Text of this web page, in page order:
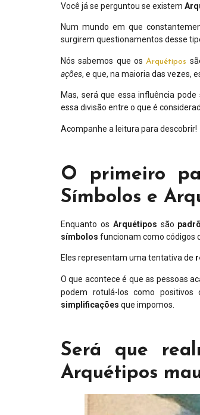
Você já se perguntou se existem
Num mundo em que
surgirem questionamentos desse
Nós sabemos que os Arquétipos
ações, e que, na maioria das vezes,
Mas, será que essa influência pode
essa divisão entre o que é
Acompanhe a leitura para descobrir!
O primeiro
Símbolos e
Enquanto os Arquétipos são
símbolos funcionam como códigos
Eles representam uma tentativa de
O que acontece é que as pessoas
podem rotulá-los como
simplificações que impomos.
Será que
Arquétipos